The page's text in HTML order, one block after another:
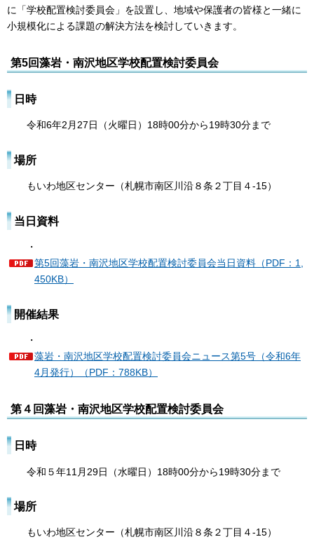
に「学校配置検討委員会」を設置し、地域や保護者の皆様と一緒に
小規模化による課題の解決方法を検討していきます。
第5回藻岩・南沢地区学校配置検討委員会
日時
令和6年2月27日（火曜日）18時00分から19時30分まで
場所
もいわ地区センター（札幌市南区川沿８条２丁目４-15）
当日資料
・
第5回藻岩・南沢地区学校配置検討委員会当日資料（PDF：1,
450KB）
開催結果
・
藻岩・南沢地区学校配置検討委員会ニュース第5号（令和6年
4月発行）（PDF：788KB）
第４回藻岩・南沢地区学校配置検討委員会
日時
令和５年11月29日（水曜日）18時00分から19時30分まで
場所
もいわ地区センター（札幌市南区川沿８条２丁目４-15）